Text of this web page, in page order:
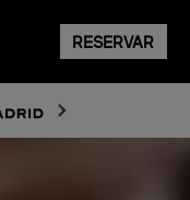
RESERVAR